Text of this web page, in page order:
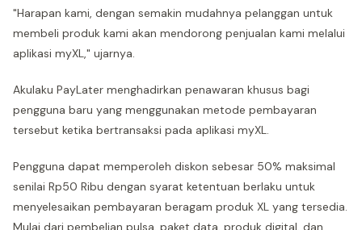
"Harapan kami, dengan semakin mudahnya pelanggan untuk
membeli produk kami akan mendorong penjualan kami melalui
aplikasi myXL," ujarnya.
Akulaku PayLater menghadirkan penawaran khusus bagi
pengguna baru yang menggunakan metode pembayaran
tersebut ketika bertransaksi pada aplikasi myXL.
Pengguna dapat memperoleh diskon sebesar 50% maksimal
senilai Rp50 Ribu dengan syarat ketentuan berlaku untuk
menyelesaikan pembayaran beragam produk XL yang tersedia.
Mulai dari pembelian pulsa, paket data, produk digital, dan